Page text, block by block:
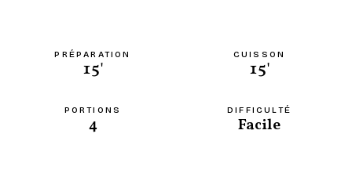
PRÉPARATION
15'
CUISSON
15'
PORTIONS
4
DIFFICULTÉ
Facile